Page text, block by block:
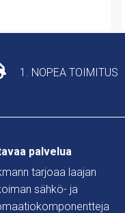
1. NOPEA TOIMITUS
palvelua
tarjoaa laajan
sähkö- ja